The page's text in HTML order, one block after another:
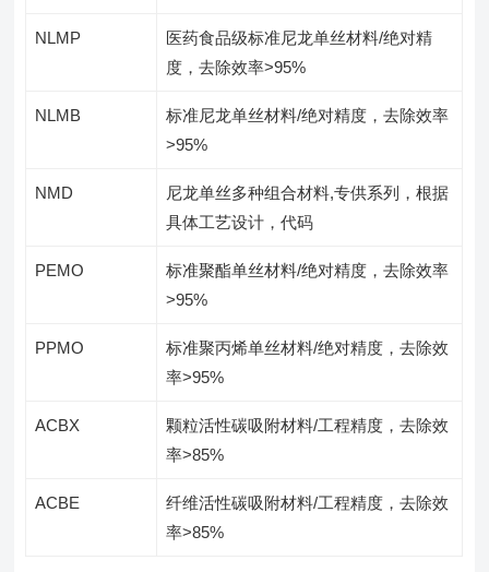
NLMP
医药食品级标准尼龙单丝材料/绝对精
度，去除效率>95%
NLMB
标准尼龙单丝材料/绝对精度，去除效率
>95%
NMD
尼龙单丝多种组合材料,专供系列，根据
具体工艺设计，代码
PEMO
标准聚酯单丝材料/绝对精度，去除效率
>95%
PPMO
标准聚丙烯单丝材料/绝对精度，去除效
率>95%
ACBX
颗粒活性碳吸附材料/工程精度，去除效
率>85%
ACBE
纤维活性碳吸附材料/工程精度，去除效
率>85%